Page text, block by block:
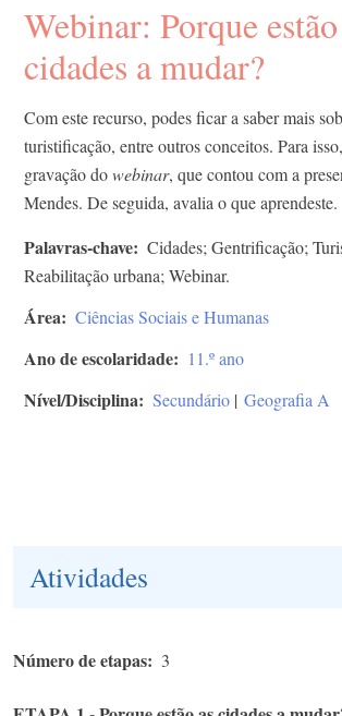
Webinar: Porque
cidades a mudar?
Com este recurso, podes ficar a saber mais
turistificação, entre outros conceitos. Para
gravação dowebinar, que contou com a
Mendes. De seguida, avalia o que aprendeste.
Palavras-chave
Cidades; Gentrificação;
Reabilitação urbana; Webinar.
Área Ciências Sociais e Humanas
Ano de escolaridade 11.º ano
Nível/Disciplina Secundário | Geografia A
Atividades
Número de etapas 3